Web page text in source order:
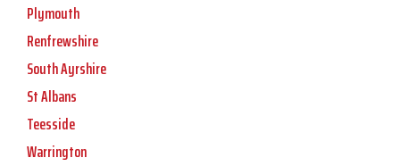
Plymouth
Renfrewshire
South Ayrshire
St Albans
Teesside
Warrington